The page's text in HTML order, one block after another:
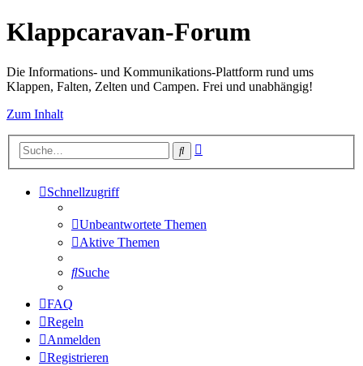
Klappcaravan-Forum
Die Informations- und Kommunikations-Plattform rund ums
Klappen, Falten, Zelten und Campen. Frei und unabhängig!
Zum Inhalt
Suche
Schnellzugriff
Unbeantwortete Themen
Aktive Themen
Suche
FAQ
Regeln
Anmelden
Registrieren